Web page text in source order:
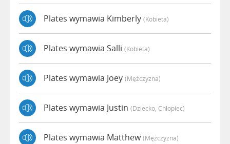
Plates wymawia Kimberly (kobieta)
Plates wymawia Salli (kobieta)
Plates wymawia Joey (mężczyzna)
Plates wymawia Justin (dziecko, Chłopiec)
Plates wymawia Matthew(mężczyzna)